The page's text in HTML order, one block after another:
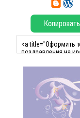
Копировать